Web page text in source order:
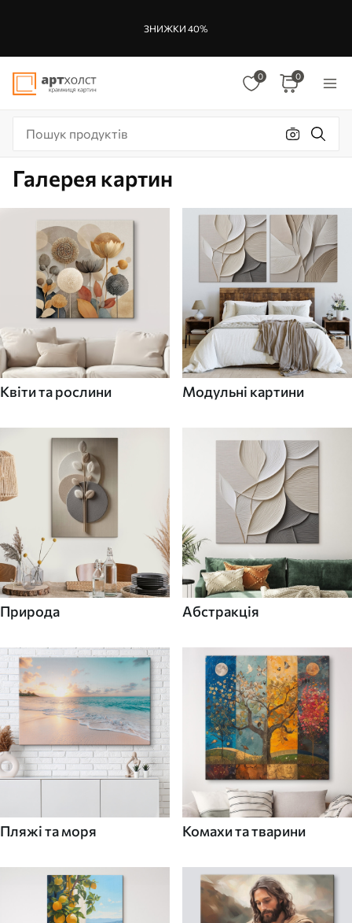
ЗНИЖКИ 40%
0 0
Галерея картин
Квіти та рослини Модульні картини
Природа Абстракція
Пляжі та моря Комахи та тварини